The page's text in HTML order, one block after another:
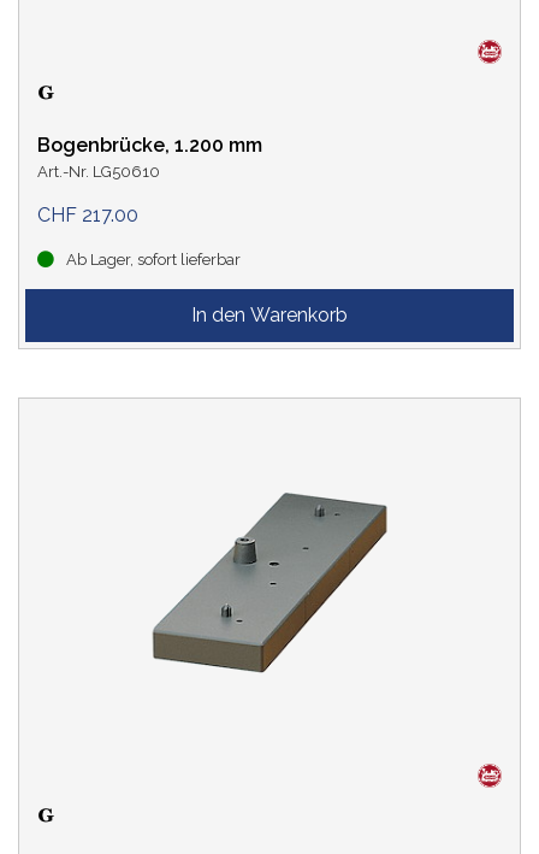
Bogenbrücke, 1.200 mm
Art.-Nr. LG50610
CHF 217.00
Ab Lager, sofort lieferbar